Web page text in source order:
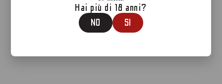
Hai più di 18 anni?
NO
SI